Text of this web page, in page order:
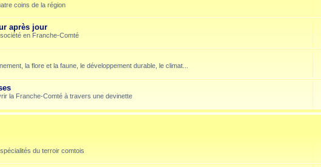
coins de la région
après jour
en Franche-Comté
la flore et la faune, le développement durable, le climat...
la Franche-Comté à travers une devinette
du terroir comtois